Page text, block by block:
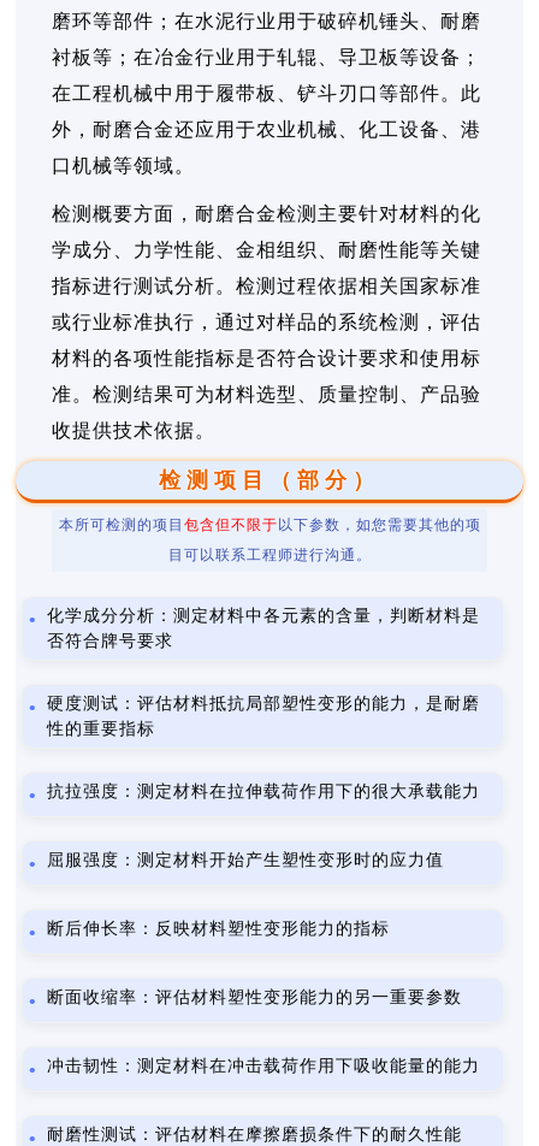
磨环等部件；在水泥行业用于破碎机锤头、耐磨
衬板等；在冶金行业用于轧辊、导卫板等设备；
在工程机械中用于履带板、铲斗刃口等部件。此
外，耐磨合金还应用于农业机械、化工设备、港
口机械等领域。
检测概要方面，耐磨合金检测主要针对材料的化
学成分、力学性能、金相组织、耐磨性能等关键
指标进行测试分析。检测过程依据相关国家标准
或行业标准执行，通过对样品的系统检测，评估
材料的各项性能指标是否符合设计要求和使用标
准。检测结果可为材料选型、质量控制、产品验
收提供技术依据。
检测项目（部分）
本所可检测的项目 包含但不限于 以下参数，如您需要其他的项
目可以联系工程师进行沟通。
化学成分分析：测定材料中各元素的含量，判断材料是
否符合牌号要求
硬度测试：评估材料抵抗局部塑性变形的能力，是耐磨
性的重要指标
抗拉强度：测定材料在拉伸载荷作用下的很大承载能力
屈服强度：测定材料开始产生塑性变形时的应力值
断后伸长率：反映材料塑性变形能力的指标
断面收缩率：评估材料塑性变形能力的另一重要参数
冲击韧性：测定材料在冲击载荷作用下吸收能量的能力
耐磨性测试：评估材料在摩擦磨损条件下的耐久性能